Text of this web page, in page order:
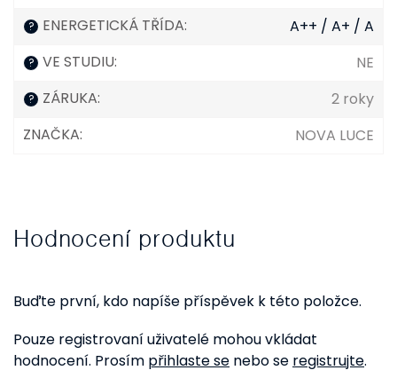
? ENERGETICKÁ TŘÍDA: A++ / A+ / A
? VE STUDIU: NE
? ZÁRUKA:
2 roky
ZNAČKA: NOVA LUCE
Hodnocení produktu
Buďte první, kdo napíše příspěvek k této položce.
Pouze registrovaní uživatelé mohou vkládat
hodnocení. Prosím přihlaste se nebo se registrujte.